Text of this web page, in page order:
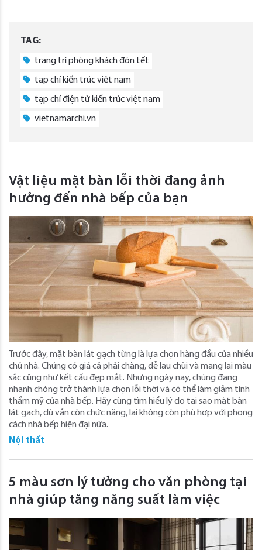
TAG:
trang trí phòng khách đón tết
tạp chí kiến trúc việt nam
tạp chí điện tử kiến trúc việt nam
vietnamarchi.vn
Vật liệu mặt bàn lỗi thời đang ảnh
hưởng đến nhà bếp của bạn
Trước đây, mặt bàn lát gạch từng là lựa chọn hàng đầu của nhiều
chủ nhà. Chúng có giá cả phải chăng, dễ lau chùi và mang lại màu
sắc cũng như kết cấu đẹp mắt. Nhưng ngày nay, chúng đang
nhanh chóng trở thành lựa chọn lỗi thời và có thể làm giảm tính
thẩm mỹ của nhà bếp. Hãy cùng tìm hiểu lý do tại sao mặt bàn
lát gạch, dù vẫn còn chức năng, lại không còn phù hợp với phong
cách nhà bếp hiện đại nữa.
Nội thất
5 màu sơn lý tưởng cho văn phòng tại
nhà giúp tăng năng suất làm việc